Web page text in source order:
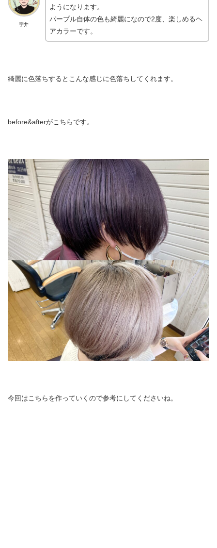
宇井
ようになります。
パープル自体の色も綺麗になので2度、楽しめるヘ
アカラーです。
綺麗に色落ちするとこんな感じに色落ちしてくれます。
before&afterがこちらです。
今回はこちらを作っていくので参考にしてくださいね。